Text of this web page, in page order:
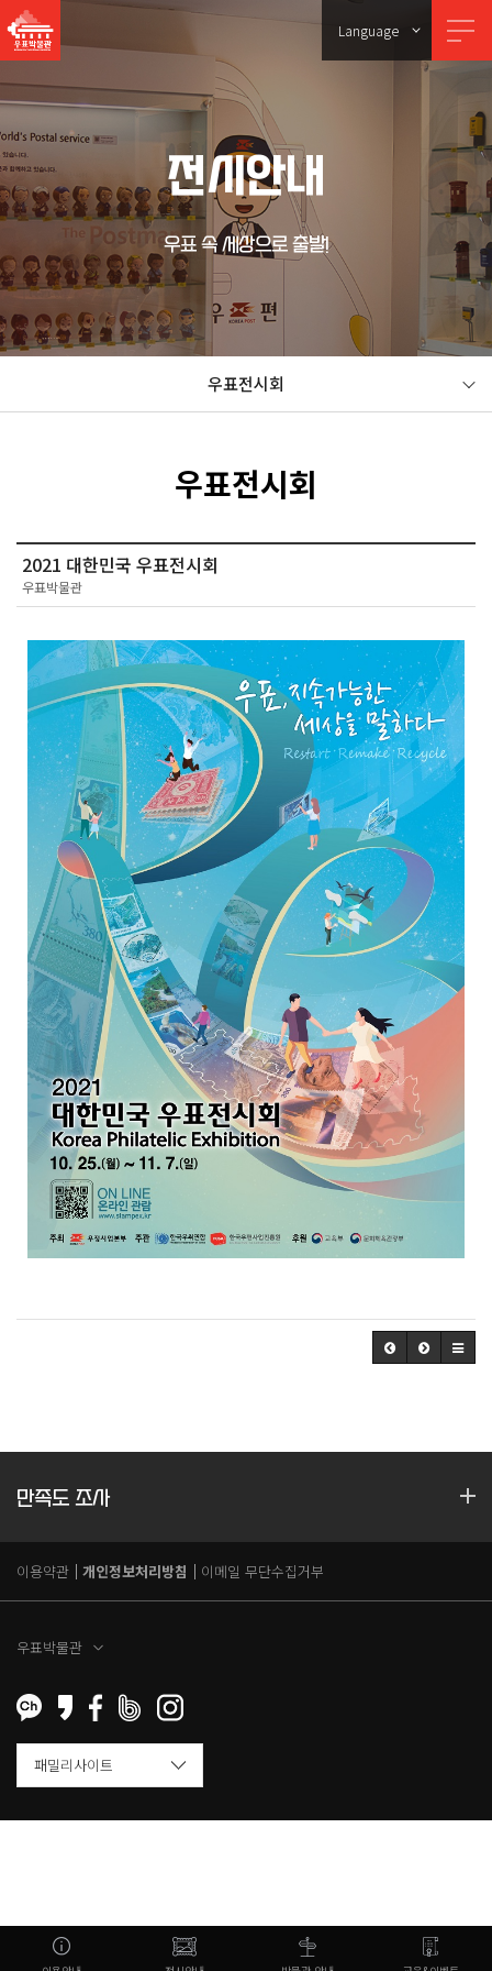
Language
전시안내
우표 속 세상으로 출발!
우표전시회
우표전시회
2021 대한민국 우표전시회
우표박물관
만족도 조사
이용약관 개인정보처리방침 이메일 무단수집거부
우표박물관